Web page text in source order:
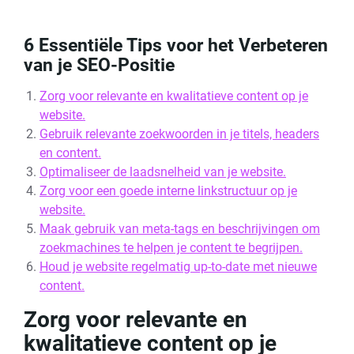
6 Essentiële Tips voor het Verbeteren
van je SEO-Positie
Zorg voor relevante en kwalitatieve content op je
website.
Gebruik relevante zoekwoorden in je titels, headers
en content.
Optimaliseer de laadsnelheid van je website.
Zorg voor een goede interne linkstructuur op je
website.
Maak gebruik van meta-tags en beschrijvingen om
zoekmachines te helpen je content te begrijpen.
Houd je website regelmatig up-to-date met nieuwe
content.
Zorg voor relevante en
kwalitatieve content op je